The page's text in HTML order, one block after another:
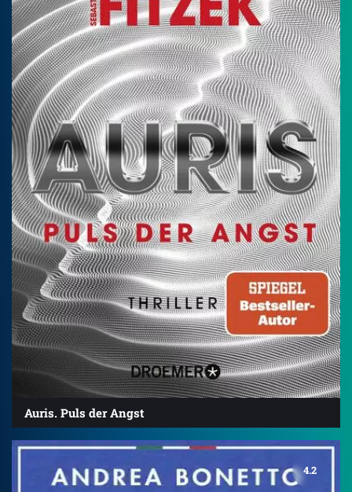
Auris. Puls der Angst
4.2